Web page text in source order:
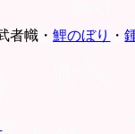
者幟・鯉のぼり ・